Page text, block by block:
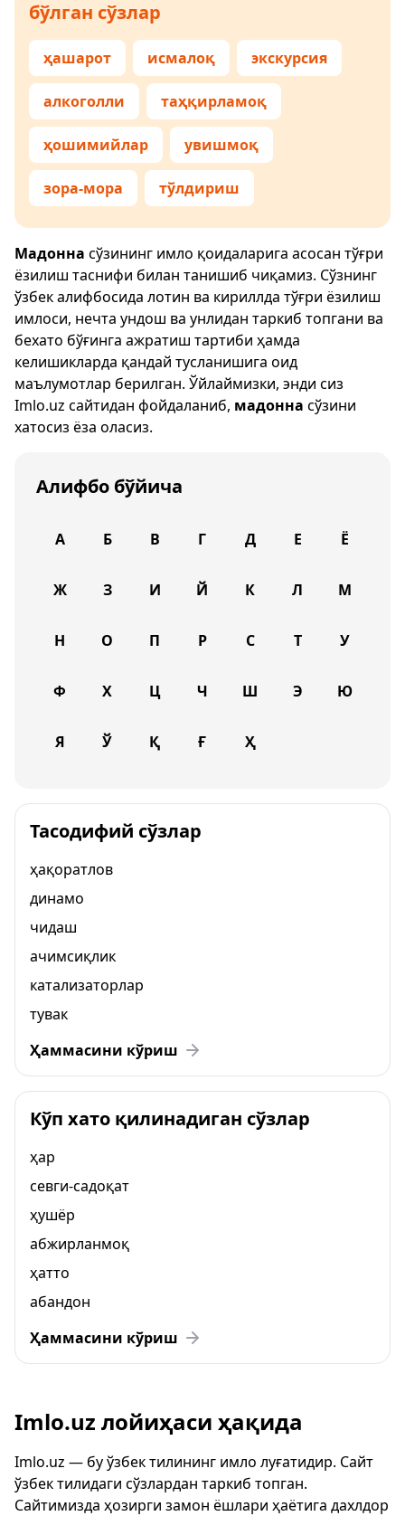
бўлган сўзлар
ҳашарот исмалоқ экскурсия
алкоголли таҳқирламоқ
ҳошимийлар увишмоқ
зора-мора тўлдириш
Мадонна сўзининг имло қоидаларига асосан тўғри
ёзилиш таснифи билан танишиб чиқамиз. Сўзнинг
ўзбек алифбосида лотин ва кириллда тўғри ёзилиш
имлоси, нечта ундош ва унлидан таркиб топгани ва
бехато бўғинга ажратиш тартиби ҳамда
келишикларда қандай тусланишига оид
маълумотлар берилган. Ўйлаймизки, энди сиз
Imlo.uz сайтидан фойдаланиб, мадонна сўзини
хатосиз ёза оласиз.
Алифбо бўйича
А Б В Г Д Е Ё
Ж З И Й К Л М
Н О П Р С Т У
Ф Х Ц Ч Ш Э Ю
Я Ў Қ Ғ Ҳ
Тасодифий сўзлар
ҳақоратлов
динамо
чидаш
ачимсиқлик
катализаторлар
тувак
Ҳаммасини кўриш
Кўп хато қилинадиган сўзлар
ҳар
севги-садоқат
ҳушёр
абжирланмоқ
ҳатто
абандон
Ҳаммасини кўриш
Imlo.uz лойиҳаси ҳақида
Imlo.uz — бу ўзбек тилининг имло луғатидир. Сайт
ўзбек тилидаги сўзлардан таркиб топган.
Сайтимизда ҳозирги замон ёшлари ҳаётига дахлдор